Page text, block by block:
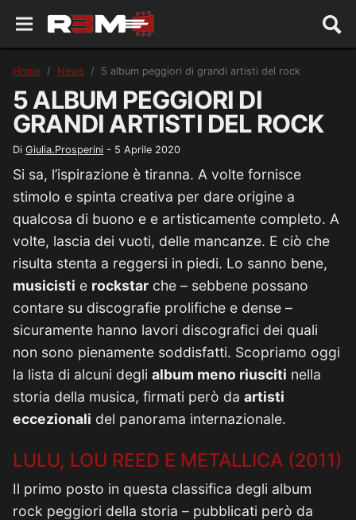
Home News 5 album peggiori di grandi artisti del rock
5 ALBUM PEGGIORI DI
GRANDI ARTISTI DEL ROCK
Di Giulia.Prosperini - 5 Aprile 2020
Si sa, l’ispirazione è tiranna. A volte fornisce
stimolo e spinta creativa per dare origine a
qualcosa di buono e e artisticamente completo. A
volte, lascia dei vuoti, delle mancanze. E ciò che
risulta stenta a reggersi in piedi. Lo sanno bene,
musicisti e rockstar che – sebbene possano
contare su discografie prolifiche e dense –
sicuramente hanno lavori discografici dei quali
non sono pienamente soddisfatti. Scopriamo oggi
la lista di alcuni degli album meno riusciti nella
storia della musica, firmati però da artisti
eccezionali del panorama internazionale.
LULU, LOU REED E METALLICA (2011)
Il primo posto in questa classifica degli album
rock peggiori della storia – pubblicati però da